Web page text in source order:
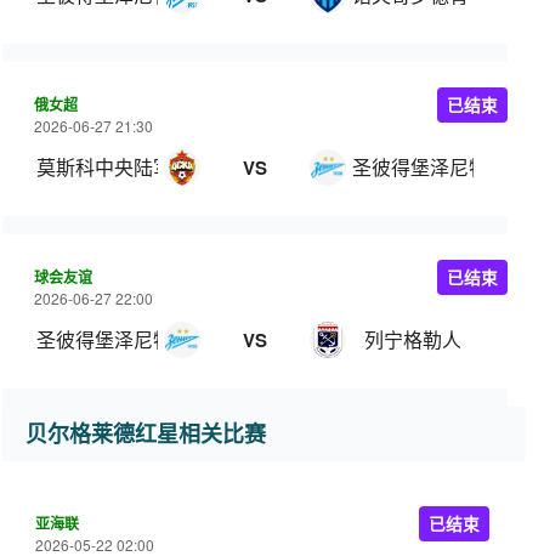
俄女超
2026-06-27 21:30
莫斯科中央陆军女足 VS 圣彼得堡泽尼特女足
已结束
球会友谊
2026-06-27 22:00
圣彼得堡泽尼特 VS 列宁格勒人
已结束
贝尔格莱德红星相关比赛
亚海联
2026-05-22 02:00
已结束